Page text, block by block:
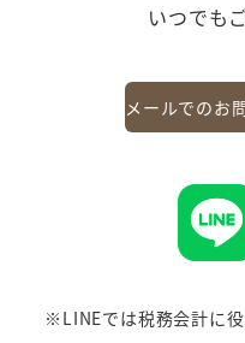
いつでも
メールでのお
※LINEでは税務会計に